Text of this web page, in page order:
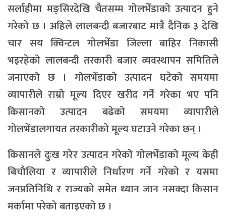
सर्लाहीमा मङ्सिरदेखि चैतसम्म गोलभेँडाको उत्पादन हुने
गरेको छ । अहिले लालबन्दी बजारबाट मात्रै दैनिक ३ देखि
चार सय क्विन्टल गोलभेँडा जिल्ला बाहिर निकासी
भइरहेको लालबन्दी तरकारी बजार व्यवस्थापन समितिले
जनाएको छ । गोलभेँडाको उत्पादन घटेको समयमा
व्यापारीले राम्रो मूल्य दिएर खरीद गर्ने गरेका भए पनि
किसानको उत्पादन बढेको समयमा व्यापारीले
गोलभेंडालगायत तरकारीको मूल्य घटाउने गरेका छन् ।
किसानले दुःख गरेर उत्पादन गरेको गोलभेँडाको मूल्य केही
बिचौलिया र व्यापारीले निर्धारण गर्ने गरेको र यसमा
जनप्रतिनिधि र राज्यको समेत ध्यान जान नसक्दा किसान
मर्कामा परेको बताइएको छ ।